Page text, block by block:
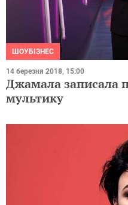
ШОУБІЗНЕС
Джамала записала
мультику